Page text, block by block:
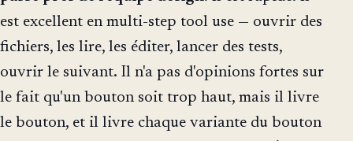
est excellent en multi-step tool use — ouvrir des
fichiers, les lire, les éditer, lancer des tests,
ouvrir le suivant. Il n'a pas d'opinions fortes sur
le fait qu'un bouton soit trop haut, mais il livre
le bouton, et il livre chaque variante du bouton